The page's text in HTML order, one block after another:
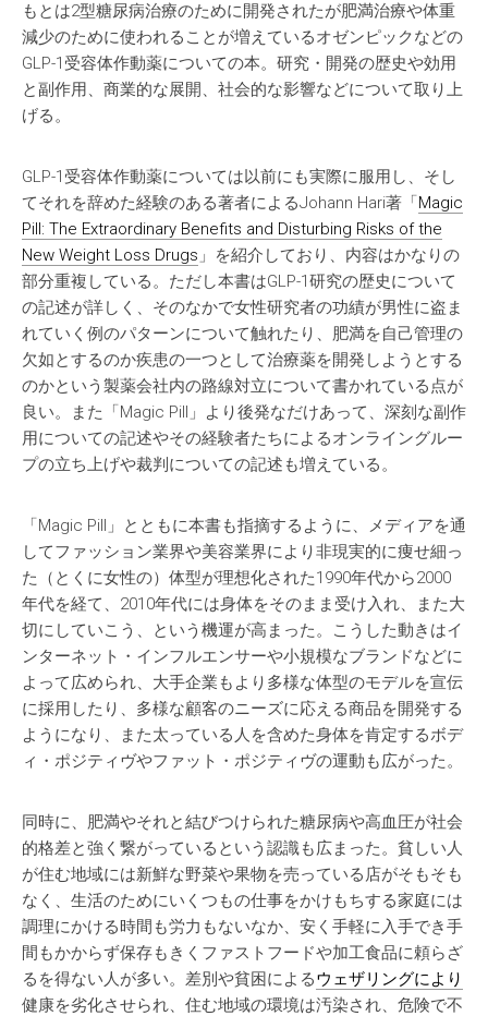
もとは2型糖尿病治療のために開発されたが肥満治療や体重
減少のために使われることが増えているオゼンピックなどの
GLP-1受容体作動薬についての本。研究・開発の歴史や効用
と副作用、商業的な展開、社会的な影響などについて取り上
げる。
GLP-1受容体作動薬については以前にも実際に服用し、そし
てそれを辞めた経験のある著者によるJohann Hari著「Magic
Pill: The Extraordinary Benefits and Disturbing Risks of the
New Weight Loss Drugs 」を紹介しており、内容はかなりの
部分重複している。ただし本書はGLP-1研究の歴史について
の記述が詳しく、そのなかで女性研究者の功績が男性に盗ま
れていく例のパターンについて触れたり、肥満を自己管理の
欠如とするのか疾患の一つとして治療薬を開発しようとする
のかという製薬会社内の路線対立について書かれている点が
良い。また「Magic Pill」より後発なだけあって、深刻な副作
用についての記述やその経験者たちによるオンライングルー
プの立ち上げや裁判についての記述も増えている。
「Magic Pill」とともに本書も指摘するように、メディアを通
してファッション業界や美容業界により非現実的に痩せ細っ
た（とくに女性の）体型が理想化された1990年代から2000
年代を経て、2010年代には身体をそのまま受け入れ、また大
切にしていこう、という機運が高まった。こうした動きはイ
ンターネット・インフルエンサーや小規模なブランドなどに
よって広められ、大手企業もより多様な体型のモデルを宣伝
に採用したり、多様な顧客のニーズに応える商品を開発する
ようになり、また太っている人を含めた身体を肯定するボデ
ィ・ポジティヴやファット・ポジティヴの運動も広がった。
同時に、肥満やそれと結びつけられた糖尿病や高血圧が社会
的格差と強く繋がっているという認識も広まった。貧しい人
が住む地域には新鮮な野菜や果物を売っている店がそもそも
なく、生活のためにいくつもの仕事をかけもちする家庭には
調理にかける時間も労力もないなか、安く手軽に入手でき手
間もかからず保存もきくファストフードや加工食品に頼らざ
るを得ない人が多い。差別や貧困によるウェザリングにより
健康を劣化させられ、住む地域の環境は汚染され、危険で不